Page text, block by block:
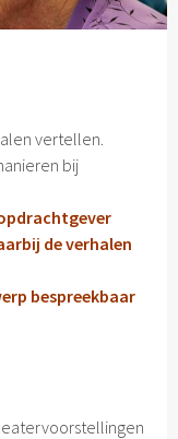
vertellen.
bij
de verhalen
bespreekbaar